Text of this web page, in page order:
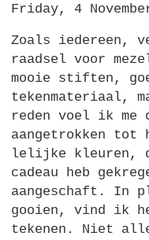
Friday, 4
Zoals iedereen,
raadsel voor
mooie stiften,
tekenmateriaal,
reden voel ik me
aangetrokken
lelijke kleuren,
cadeau heb
aangeschaft. In
gooien, vind ik
tekenen. Niet